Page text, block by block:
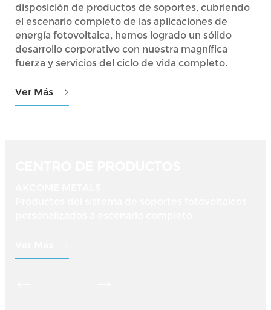
disposición de productos de soportes, cubriendo
el escenario completo de las aplicaciones de
energía fotovoltaica, hemos logrado un sólido
desarrollo corporativo con nuestra magnífica
fuerza y servicios del ciclo de vida completo.
Ver Más